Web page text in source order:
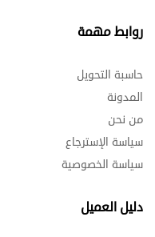
روابط مهمة
حاسبة التحويل
المدونة
من نحن
سياسة الإسترجاع
سياسة الخصوصية
دليل العميل